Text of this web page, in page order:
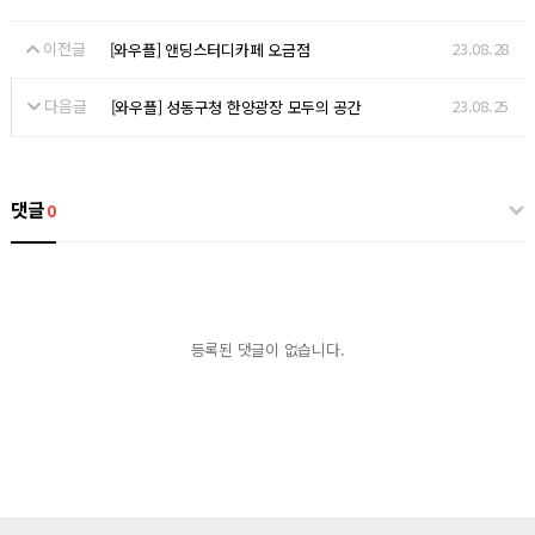
이전글 [와우플] 앤딩스터디카페 오금점 23.08.28
다음글 [와우플] 성동구청 한양광장 모두의 공간 23.08.25
댓글0
등록된 댓글이 없습니다.